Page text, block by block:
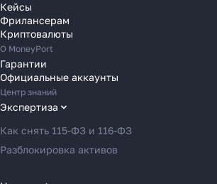
Переводы в Францию
Переводы в Хорватию
Переводы в Черногорию
Переводы в Чехию
Переводы в Швейцарию
Переводы в Эстонию
Переводы в Азербайджан
Переводы в Армению
Кейсы
Фрилансерам
Криптовалюты
О MoneyPort
Гарантии
Официальные аккаунты
Центр знаний
Экспертиза
Как снять 115-ФЗ и 116-ФЗ
Разблокировка активов